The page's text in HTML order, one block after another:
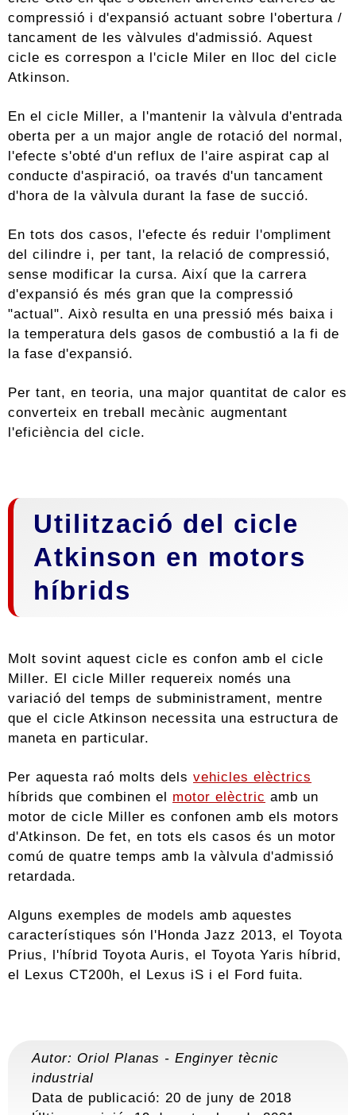
compressió i d'expansió actuant sobre l'obertura /
tancament de les vàlvules d'admissió. Aquest
cicle es correspon a l'cicle Miler en lloc del cicle
Atkinson.
En el cicle Miller, a l'mantenir la vàlvula d'entrada
oberta per a un major angle de rotació del normal,
l'efecte s'obté d'un reflux de l'aire aspirat cap al
conducte d'aspiració, oa través d'un tancament
d'hora de la vàlvula durant la fase de succió.
En tots dos casos, l'efecte és reduir l'ompliment
del cilindre i, per tant, la relació de compressió,
sense modificar la cursa. Així que la carrera
d'expansió és més gran que la compressió
"actual". Això resulta en una pressió més baixa i
la temperatura dels gasos de combustió a la fi de
la fase d'expansió.
Per tant, en teoria, una major quantitat de calor es
converteix en treball mecànic augmentant
l'eficiència del cicle.
Utilització del cicle
Atkinson en motors
híbrids
Molt sovint aquest cicle es confon amb el cicle
Miller. El cicle Miller requereix només una
variació del temps de subministrament, mentre
que el cicle Atkinson necessita una estructura de
maneta en particular.
Per aquesta raó molts dels vehicles elèctrics
híbrids que combinen el motor elèctric amb un
motor de cicle Miller es confonen amb els motors
d'Atkinson. De fet, en tots els casos és un motor
comú de quatre temps amb la vàlvula d'admissió
retardada.
Alguns exemples de models amb aquestes
característiques són l'Honda Jazz 2013, el Toyota
Prius, l'híbrid Toyota Auris, el Toyota Yaris híbrid,
el Lexus CT200h, el Lexus iS i el Ford fuita.
Autor: Oriol Planas - Enginyer tècnic
industrial
Data de publicació: 20 de juny de 2018